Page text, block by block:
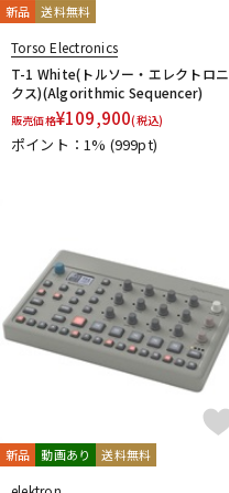
新品 送料無料
Torso Electronics
T-1 White(トルソー・エレクトロニ
クス)(Algorithmic Sequencer)
販売価格¥109,900(税込)
ポイント：1% (999pt)
新品 動画あり 送料無料